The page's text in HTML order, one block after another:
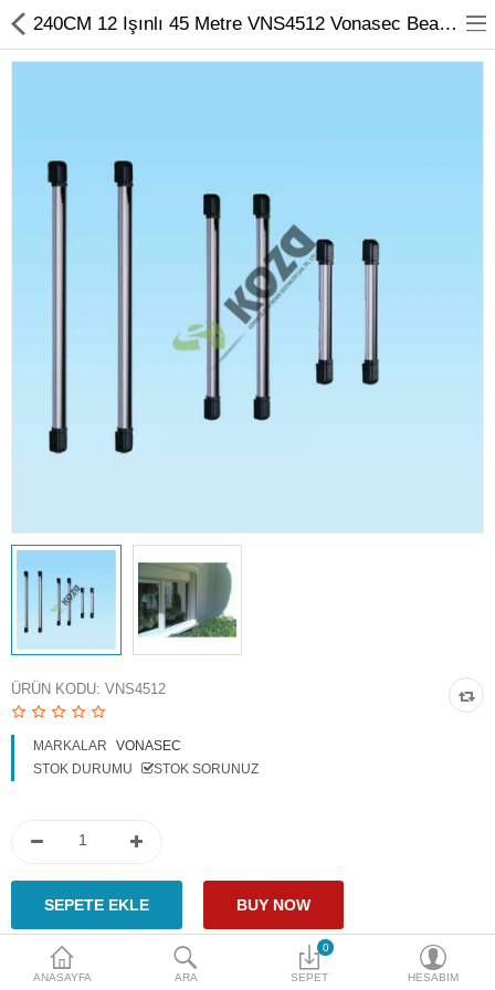
Kameralar
Hırsız Alarm Sistemleri
PDKS Sistemleri
Aksesuarlar
Plaka Tanıma Sistemi
Ürün Güvenlik Sistemleri
Aksiyon Kameraları
Karşılaştır
Para Birimi
ANASAYFA ARA
0
SEPET HESABIM
240CM 12 Işınlı 45 Metre VNS4512 Vonasec Beam Dedektör
ÜRÜN KODU: VNS4512
MARKALAR
VONASEC
STOK DURUMU
STOK SORUNUZ
Paylaş